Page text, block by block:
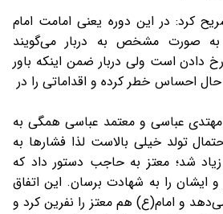
کرد: در این دوره یعنی امامت امام
صورت مشخص به دربار می‌گویند
دادن است ولی دربار ضمن اینکه باور
احساس خطر کرده و اقداماتی را در
مهتدی عباسی و معتمد عباسی همگی به
تولد خیلی بالاست لذا فشارها به
شد؛ معتز به حاجب دستور داد که
و ایشان را به شهادت برسان. این اتفاق
سال ۲۵۵ رخ می‌دهد و امام(ع) هم معتز را نفرین کرد و